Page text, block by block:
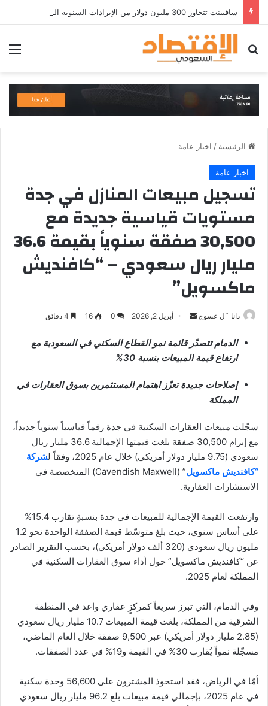
بحث عن
الرئيسية / اخبار عامة
اخبار عامة
تسجيل مبيعات المنازل في جدة
مستويات قياسية جديدة مع
30,500 صفقة سنوياً بقيمة 36.6
مليار ريال سعودي – “كافنديش
ماكسويل”
دانا ٱل عسوج
أرسل
إلكترونيا
أبريل 2, 2026 0
16
الدمام تتصدّر قائمة نمو القطاع السكني في السعودية مع
ارتفاع قيمة المبيعات بنسبة 30%
إصلاحات جديدة تعزّز اهتمام المستثمرين بسوق العقارات في
المملكة
سجّلت مبيعات العقارات السكنية في جدة رقماً قياسياً سنوياً جديداً،
مع إبرام 30,500 صفقة بلغت قيمتها الإجمالية 36.6 مليار ريال
سعودي (9.75 مليار دولار أمريكي) خلال عام 2025، وفقاً ل
شركة
“كافنديش ماكسويل
” (Cavendish Maxwell) المتخصصة في
الاستشارات العقارية.
وارتفعت القيمة الإجمالية للمبيعات في جدة بنسبةٍ تقارب 15.4%
على أساس سنوي، حيث بلغ متوسّط قيمة الصفقة الواحدة نحو 1.2
مليون ريال سعودي (320 ألف دولار أمريكي)، بحسب التقرير الصادر
عن “كافنديش ماكسويل” حول أداء سوق العقارات السكنية في
المملكة لعام 2025.
وفي الدمام، التي تبرز سريعاً كمركزٍ عقاري واعد في المنطقة
الشرقية من المملكة، بلغت قيمة المبيعات 10.7 مليار ريال سعودي
(2.85 مليار دولار أمريكي) عبر 9,500 صفقة خلال العام الماضي،
مسجّلة نمواً يُقارب 30% في القيمة و19% في عدد الصفقات.
أمّا في الرياض، فقد استحوذ المشترون على 56,600 وحدة سكنية
في عام 2025، بإجمالي قيمة مبيعات بلغ 96.2 مليار ريال سعودي